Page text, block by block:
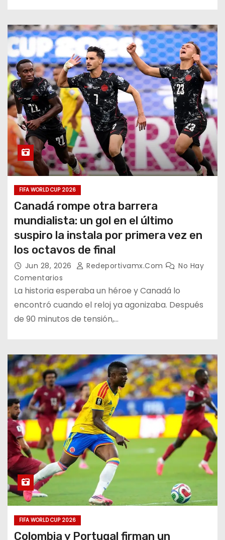
FIFA WORLD CUP 2026
Canadá rompe otra barrera
mundialista: un gol en el último
suspiro la instala por primera vez en
los octavos de final
Jun 28, 2026 Redeportivamx.com
No Hay
Comentarios
La historia esperaba un héroe y Canadá lo
encontró cuando el reloj ya agonizaba. Después
de 90 minutos de tensión,…
FIFA WORLD CUP 2026
Colombia y Portugal firman un